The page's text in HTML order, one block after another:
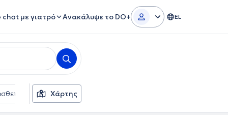
chat με γιατρό Ανακάλυψε το DO+ EL
φίλτρα Γλώσσες
Χάρτης